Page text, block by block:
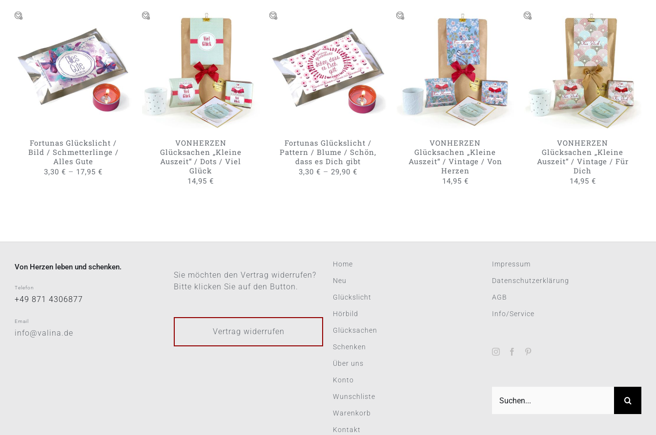
AUSFÜHRUNG WÄHLEN DIESES
PRODUKT
WEIST
MEHRERE
VARIANTEN
AUF.
KÖNNEN
AUF
DER
/
QUICK VIEW
Fortunas Glückslicht /
Bild / Schmetterlinge /
Alles Gute
3,30€ – 17,95€
IN DEN WARENKORB
QUICK VIEW
VONHERZEN
Glücksachen „Kleine
Auszeit“ / Dots / Viel
Glück
14,95€
AUSFÜHRUNG WÄHLEN DIESES
PRODUKT
WEIST
MEHRERE
VARIANTEN
AUF.
KÖNNEN
AUF
DER
/
QUICK VIEW
Fortunas Glückslicht /
Pattern / Blume / Schön,
dass es Dich gibt
3,30 € – 29,90 €
IN DEN WARENKORB
QUICK VIEW
VONHERZEN
Glücksachen „Kleine
Auszeit“ / Vintage / Von
Herzen
14,95 €
IN DEN WARENKORB
QUICK VIEW
VONHERZEN
Glücksachen „Kleine
Auszeit“ / Vintage / Für
Dich
14,95 €
Von Herzen leben und schenken.
Telefon
+49 871 4306877
Email
info@valina.de
Sie möchten den Vertrag widerrufen?
Bitte klicken Sie auf den Button.
Vertrag widerrufen
Home
Neu
Glückslicht
Hörbild
Glücksachen
Schenken
Über uns
Konto
Wunschliste
Warenkorb
Kontakt
Impressum
Datenschutzerklärung
AGB
Info/Service
nach: